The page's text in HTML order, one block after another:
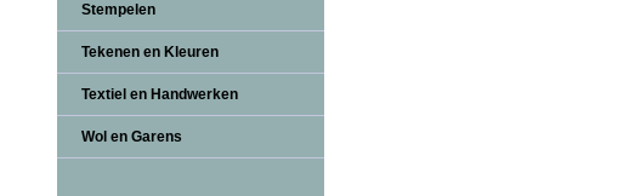
Stempelen
Tekenen en Kleuren
Textiel en Handwerken
Wol en Garens